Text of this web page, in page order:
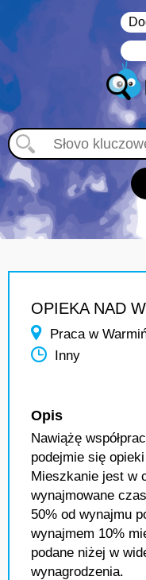
OPIEKA NAD
Praca w
Inny
Opis
Nawiążę
podejmie się
Mieszkanie jest w
wynajmowane
50% od wynajmu
wynajmem 10%
podane niżej w
wynagrodzenia.